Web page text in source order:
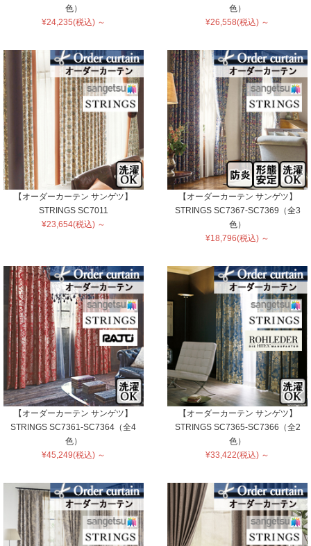
色）
¥24,235(税込) ～
色）
¥26,558(税込) ～
【オーダーカーテン サンゲツ】
STRINGS SC7011
¥23,654(税込) ～
【オーダーカーテン サンゲツ】
STRINGS SC7367-SC7369（全3
色）
¥18,796(税込) ～
【オーダーカーテン サンゲツ】
STRINGS SC7361-SC7364（全4
色）
¥45,249(税込) ～
【オーダーカーテン サンゲツ】
STRINGS SC7365-SC7366（全2
色）
¥33,422(税込) ～